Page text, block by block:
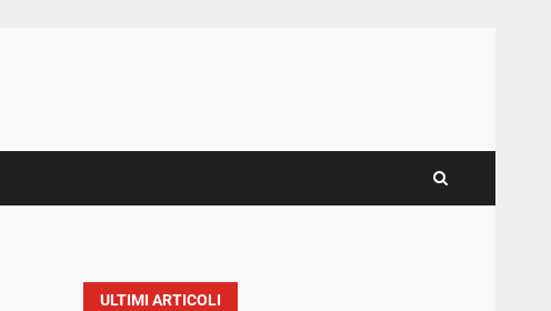
ULTIMI ARTICOLI